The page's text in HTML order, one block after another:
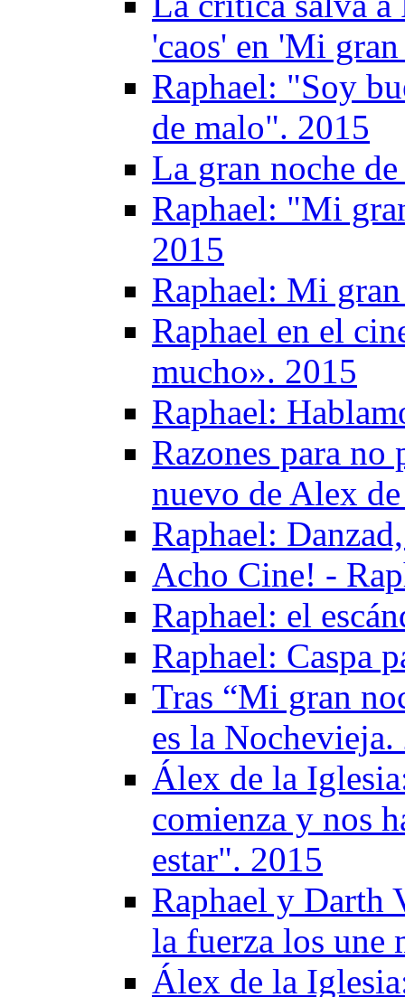
'caos' en 'Mi
Raphael: "Soy
de malo". 2015
La gran noche
Raphael: "Mi
2015
Raphael: Mi
Raphael en el
mucho». 2015
Raphael:
Razones para
nuevo de Alex
Raphael:
Acho Cine! -
Raphael: el
Raphael: Caspa
Tras “Mi gran
es la Nochevieja.
Álex de la
comienza y nos
estar". 2015
Raphael y Darth
la fuerza los une
Álex de la